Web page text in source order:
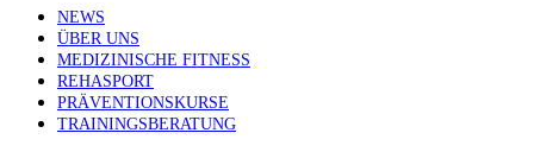
NEWS
ÜBER UNS
MEDIZINISCHE FITNESS
REHASPORT
PRÄVENTIONSKURSE
TRAININGSBERATUNG